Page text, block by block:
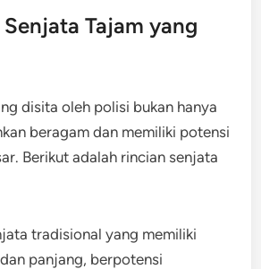
Tajam yang
disita oleh polisi bukan hanya
beragam dan memiliki potensi
Berikut adalah rincian senjata
tradisional yang memiliki
panjang, berpotensi